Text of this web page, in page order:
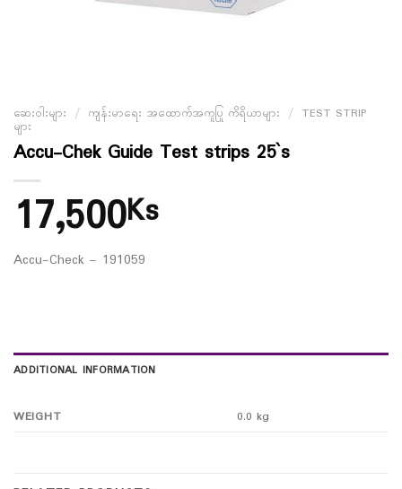
ဆေးဝါးများ / ကျန်းမာရေး အထောက်အကူပြု ကိရိယာများ / TEST STRIP
များ
Accu-Chek Guide Test strips 25`s
17,500Ks
Accu-Check – 191059
ADDITIONAL INFORMATION
WEIGHT 0.0 kg